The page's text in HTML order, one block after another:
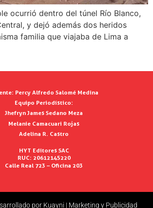
ocurrió dentro del túnel Río Blanco,
y dejó además dos heridos
familia que viajaba de Lima a
Percy Alfredo Salomé Medina
Equipo Periodístico:
Jhefryn James Sedano Meza
Melanie Camacuari Rojas
Adelina R. Castro
HYT Editores SAC
RUC: 20612145220
Calle Real 723 – Oficina 203
por Kuayni | Marketing y Publicidad